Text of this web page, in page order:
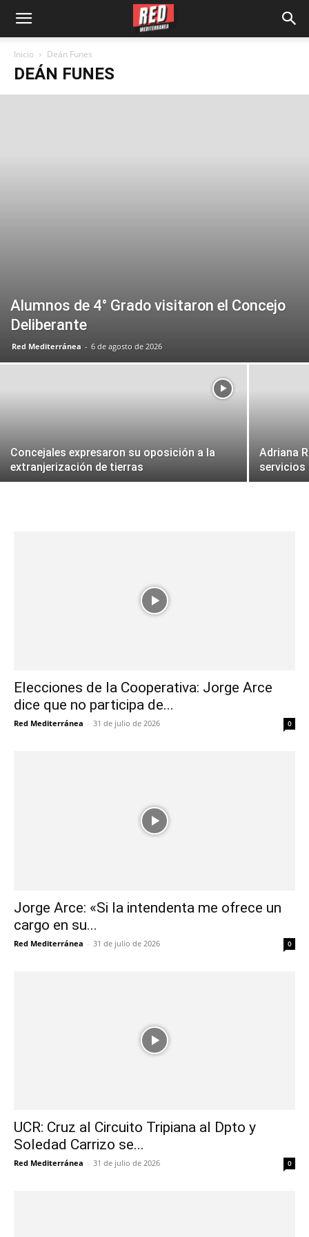
Inicio Deán Funes
DEÁN FUNES
Alumnos de 4° Grado visitaron el Concejo
Deliberante
Red Mediterránea - 6 de agosto de 2026
Concejales expresaron su oposición a la
extranjerización de tierras
Adriana
servicios
Elecciones de la Cooperativa: Jorge Arce
dice que no participa de...
Red Mediterránea - 31 de julio de 2026 0
Jorge Arce: «Si la intendenta me ofrece un
cargo en su...
Red Mediterránea - 31 de julio de 2026 0
UCR: Cruz al Circuito Tripiana al Dpto y
Soledad Carrizo se...
Red Mediterránea - 31 de julio de 2026 0